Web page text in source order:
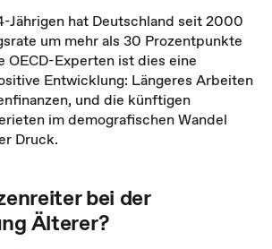
Jährigen hat Deutschland seit 2000
um mehr als 30 Prozentpunkte
OECD-Experten ist dies eine
Entwicklung: Längeres Arbeiten
und die künftigen
im demografischen Wandel
Druck.
bei der
Älterer?